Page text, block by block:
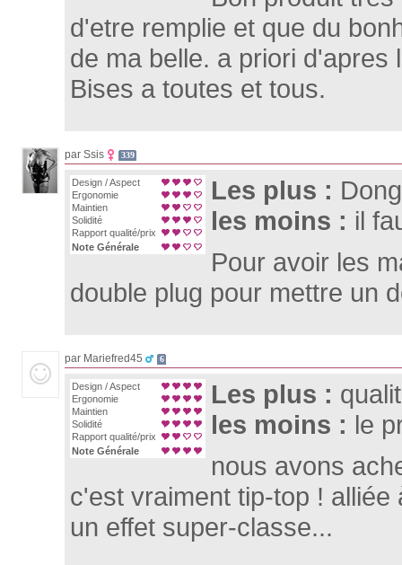
d'etre remplie et que du
de ma belle. a priori
Bises a toutes et tous.
par Ssis 339
Design / Aspect
Ergonomie
Maintien
Solidité
Rapport qualité/prix
Note Générale
Les plus :
les moins : il
Pour avoir les
double plug pour mettre un
par Mariefred45 6
Design / Aspect
Ergonomie
Maintien
Solidité
Rapport qualité/prix
Note Générale
Les plus :
les moins : le
nous avons
c'est vraiment tip-top !
un effet super-classe...